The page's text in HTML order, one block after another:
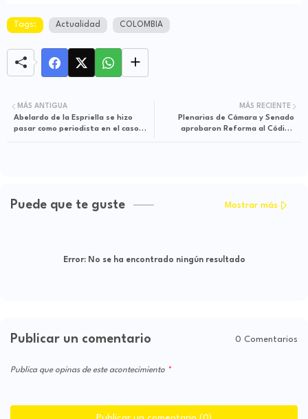
Tags: Actualidad COLOMBIA
MÁS RECIENTE
Plenarias de Cámara y Senado
aprobaron Reforma al Código
MÁS ANTIGUA
Abelardo de la Espriella se hizo
pasar como periodista en el caso
Puede que te guste Mostrar más
Error:No se ha encontrado ningún resultado
Publicar un comentario 0 Comentarios
Publica que opinas de este acontecimiento